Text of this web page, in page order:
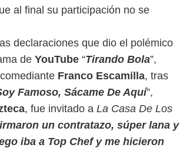
al final su participación no se
declaraciones que dio el polémico
de YouTube “Tirando Bola”,
Franco Escamilla, tras
Famoso, Sácame De Aquí”,
, fue invitado a La Casa De Los
un contratazo, súper lana y
iba a Top Chef y me hicieron